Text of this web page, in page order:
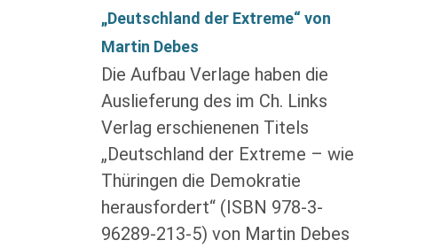
„Deutschland der Extreme“ von
Martin Debes
Die Aufbau Verlage haben die
Auslieferung des im Ch. Links
Verlag erschienenen Titels
„Deutschland der Extreme – wie
Thüringen die Demokratie
herausfordert“ (ISBN 978-3-
96289-213-5) von Martin Debes